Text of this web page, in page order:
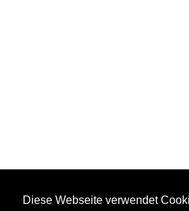
Diese Webseite verwendet